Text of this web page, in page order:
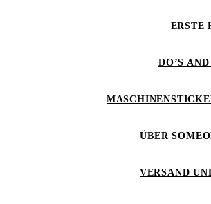
ERSTE
DO’S
ÜBER
VERSAND